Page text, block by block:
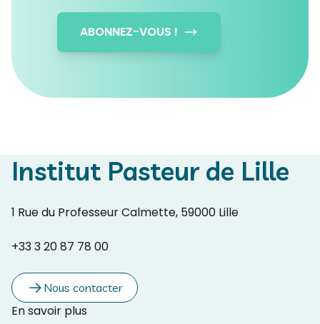
ABONNEZ-VOUS !
Institut Pasteur de Lille
1 Rue du Professeur Calmette, 59000 Lille
+33 3 20 87 78 00
Nous contacter
En savoir plus